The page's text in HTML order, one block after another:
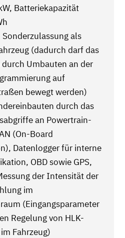
Batteriekapazität
als
(dadurch darf das
durch Umbauten an der
auf
bewegt werden)
durch das
an Powertrain-
(On-Board
Datenlogger für interne
OBD sowie GPS,
der Intensität der
im
(Eingangsparameter
Regelung von HLK-
Fahrzeug)